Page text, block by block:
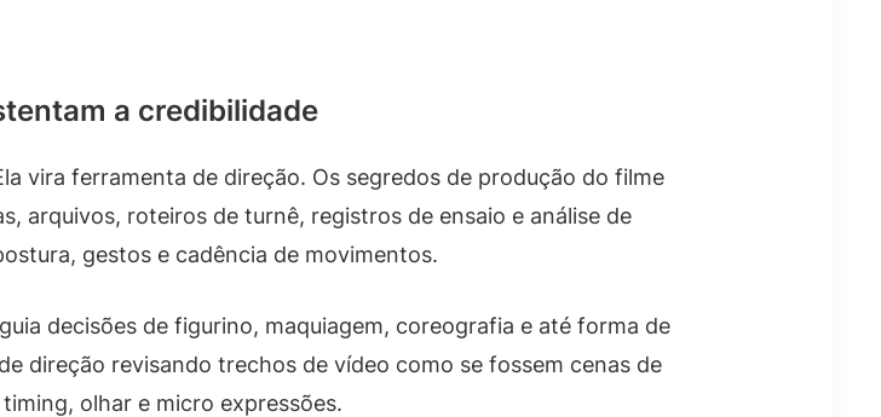
a credibilidade
vira ferramenta de direção. Os segredos de produção do filme
arquivos, roteiros de turnê, registros de ensaio e análise de
gestos e cadência de movimentos.
decisões de figurino, maquiagem, coreografia e até forma de
direção revisando trechos de vídeo como se fossem cenas de
olhar e micro expressões.